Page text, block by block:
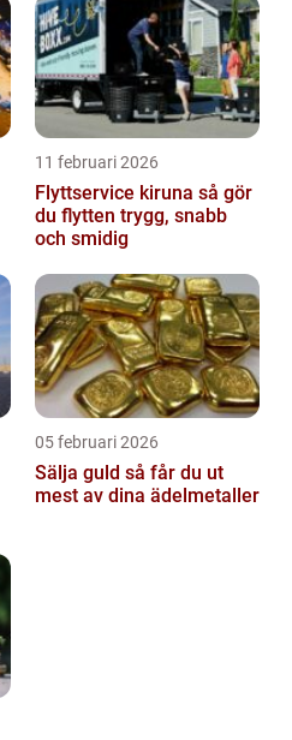
11 februari 2026
Flyttservice kiruna så gör
du flytten trygg, snabb
och smidig
05 februari 2026
Sälja guld så får du ut
mest av dina ädelmetaller